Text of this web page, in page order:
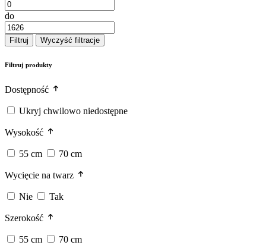
do
Filtruj Wyczyść filtracje
Filtruj produkty
Dostępność
Ukryj chwilowo niedostępne
Wysokość
55 cm 70 cm
Wycięcie na twarz
Nie Tak
Szerokość
55 cm 70 cm